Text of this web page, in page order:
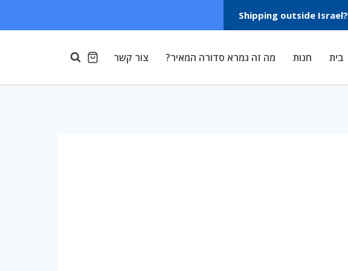
Shipping outside Israel?
בית חנות מה זה גמרא סדורה המאיר? צור קשר